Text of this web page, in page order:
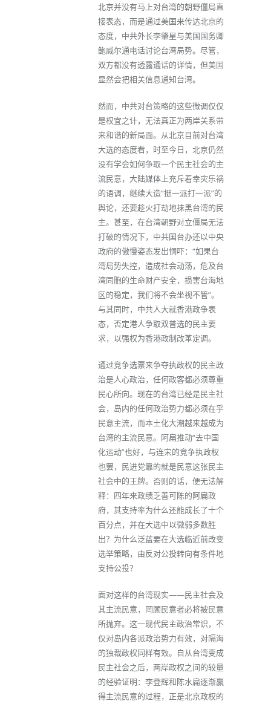
北京并没有马上对台湾的朝野僵局直
接表态，而是通过美国来传达北京的
态度，中共外长李肇星与美国国务卿
鲍威尔通电话讨论台湾局势。尽管，
双方都没有透露通话的详情，但美国
显然会把相关信息通知台湾。
然而，中共对台策略的这些微调仅仅
是权宜之计，无法真正为两岸关系带
来和谐的新局面。从北京目前对台湾
大选的态度看，时至今日，北京仍然
没有学会如何争取一个民主社会的主
流民意，大陆媒体上充斥着幸灾乐祸
的语调，继续大造“挺一派打一派”的
舆论，还要趁火打劫地抹黑台湾的民
主。甚至，在台湾朝野对立僵局无法
打破的情况下，中共国台办还以中央
政府的傲慢姿态发出恫吓：“如果台
湾局势失控，造成社会动荡，危及台
湾同胞的生命财产安全，损害台海地
区的稳定，我们将不会坐视不管”。
与其同时，中共人大就香港政争表
态，否定港人争取双普选的民主要
求，以强权为香港政制改革定调。
通过竞争选票来争夺执政权的民主政
治是人心政治，任何政客都必须尊重
民心所向。现在的台湾已经是民主社
会，岛内的任何政治势力都必须在乎
民意主流，而本土化大潮越来越成为
台湾的主流民意。阿扁推动“去中国
化运动”也好，与连宋的竞争执政权
也罢，民进党靠的就是民意这张民主
社会中的王牌。否则的话，便无法解
释：四年来政绩乏善可陈的阿扁政
府，其支持率为什么还能成长了十个
百分点，并在大选中以微弱多数胜
出？为什么泛蓝要在大选临近前改变
选举策略，由反对公投转向有条件地
支持公投？
面对这样的台湾现实——民主社会及
其主流民意，罔顾民意者必将被民意
所抛弃。这一现代民主政治常识，不
仅对岛内各派政治势力有效，对隔海
的独裁政权同样有效。自从台湾变成
民主社会之后，两岸政权之间的较量
的经验证明：李登辉和陈水扁逐渐赢
得主流民意的过程，正是北京政权的